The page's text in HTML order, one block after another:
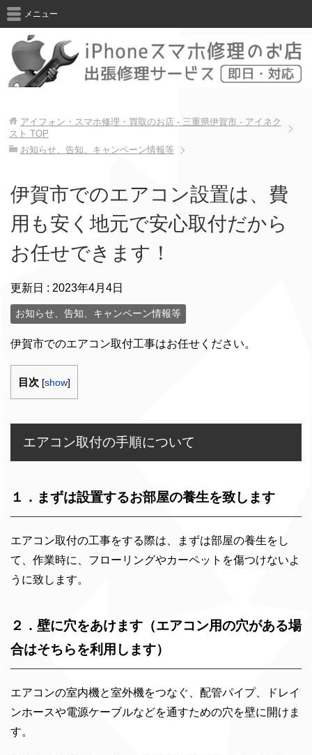
メニュー
アイフォン・スマホ修理・買取のお店 - 三重県伊賀市 - アイネク
スト TOP
お知らせ、告知、キャンペーン情報等
伊賀市でのエアコン設置は、費
用も安く地元で安心取付だから
お任せできます！
更新日 : 2023年4月4日
お知らせ、告知、キャンペーン情報等
伊賀市でのエアコン取付工事はお任せください。
目次 [show]
エアコン取付の手順について
１．まずは設置するお部屋の養生を致します
エアコン取付の工事をする際は、まずは部屋の養生をし
て、作業時に、フローリングやカーペットを傷つけないよ
うに致します。
２．壁に穴をあけます（エアコン用の穴がある場
合はそちらを利用します）
エアコンの室内機と室外機をつなぐ、配管パイプ、ドレイ
ンホースや電源ケーブルなどを通すための穴を壁に開けま
す。